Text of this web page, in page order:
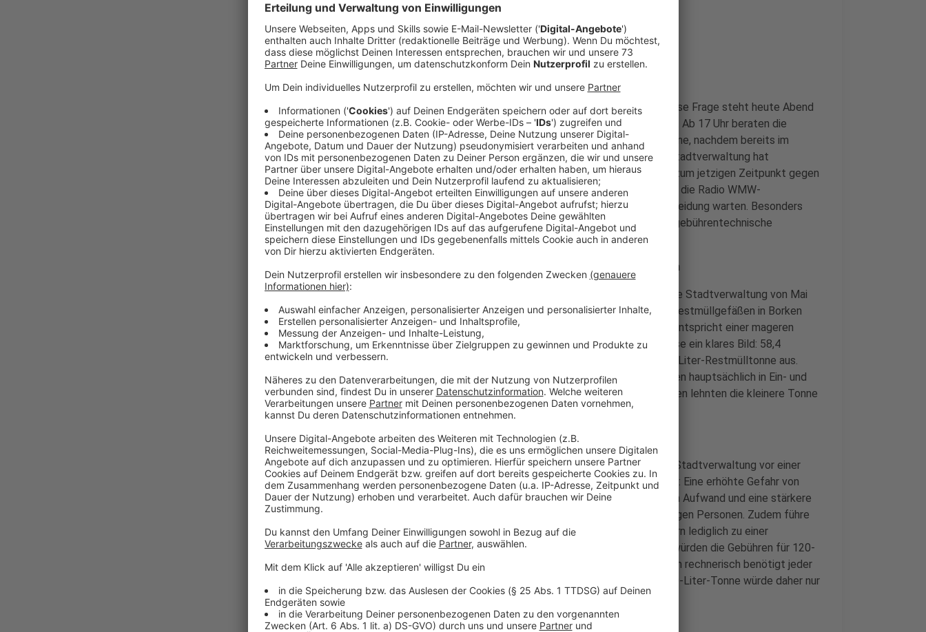
Borkener Politiker beraten über kleinere Restmülltonne
Anzeige
Soll es in Borken künftig eine 80-Liter-Restmülltonne geben? Diese Frage steht heute Abend
im Mittelpunkt der Sitzung des Planungsausschusses im Rathaus. Ab 17 Uhr beraten die
Politiker über eine mögliche Einführung der kleineren Restmülltonne, nachdem bereits im
vergangenen Jahr erste Diskussionen dazu geführt wurden. Die Stadtverwaltung hat
umfangreiche Informationen zusammengestellt und spricht sich zum jetzigen Zeitpunkt gegen
die Einführung aus. Das Thema beschäftigt bereits heute Morgen die Radio WMW-
Nachrichten, da viele Bürger im Westmünsterland auf eine Entscheidung warten. Besonders
kleinere Haushalte erhoffen sich durch eine 80-Liter-Tonne eine gebührentechnische
Entlastung.
Online-Umfrage zeigt geteiltes Meinungsbild im Kreis Borken
Um eine fundierte Entscheidungsgrundlage zu schaffen, führte die Stadtverwaltung von Mai
bis Juli 2025 eine Online-Bedarfsabfrage durch. Von den 13.803 Restmüllgefäßen in Borken
beteiligten sich jedoch nur 250 Haushalte an der Umfrage – das entspricht einer mageren
Teilnahmequote von 1,81 Prozent. Dennoch zeigten die Ergebnisse ein klares Bild: 58,4
Prozent der Teilnehmer sprachen sich für die Einführung einer 80-Liter-Restmülltonne aus.
Fast alle Befürworter nutzen aktuell ein 120-Liter-Gefäß und leben hauptsächlich in Ein- und
Zweifamilienhäusern. Größere Haushalte mit mehr als drei Personen lehnten die kleinere Tonne
mehrheitlich ab.
Verwaltung sieht mehr Nachteile als Vorteile
Trotz der positiven Resonanz in der Umfrage warnt die Borkener Stadtverwaltung vor einer
vorschnellen Einführung. Die Beamten sehen erhebliche Nachteile: Eine erhöhte Gefahr von
Fehlwürfen in andere Abfalltonnen, einen enormen administrativen Aufwand und eine stärkere
finanzielle Belastung für Familien mit Kindern oder pflegebedürftigen Personen. Zudem führe
die Einführung einer kleineren Tonne nicht zu Einsparungen, sondern lediglich zu einer
Umverteilung der Abfallgebühren. Je nach Berechnungsszenario würden die Gebühren für 120-
und 240-Liter-Gefäße zwischen zwei und 15 Prozent steigen. Rein rechnerisch benötigt jeder
Einwohner etwa zehn Liter Restmüllvolumen pro Woche – eine 80-Liter-Tonne würde daher nur
für Ein- und Zweipersonenhaushalte ausreichen.
Ahaus als Vergleichskommune im Westmünsterland